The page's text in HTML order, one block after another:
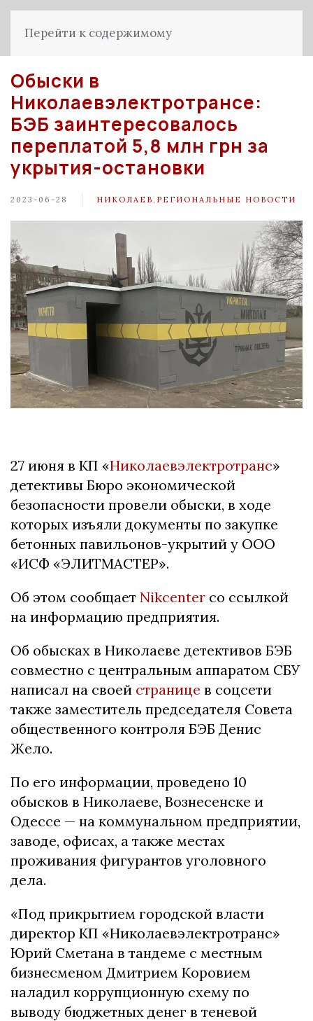
Перейти к содержимому
Обыски в
Николаевэлектротрансе:
БЭБ заинтересовалось
переплатой 5,8 млн грн за
укрытия-остановки
2023-06-28 НИКОЛАЕВ РЕГИОНАЛЬНЫЕ НОВОСТИ
27 июня в КП «Николаевэлектротранс»
детективы Бюро экономической
безопасности провели обыски, в ходе
которых изъяли документы по закупке
бетонных павильонов-укрытий у ООО
«ИСФ «ЭЛИТМАСТЕР».
Об этом сообщает Nikcenter со ссылкой
на информацию предприятия.
Об обысках в Николаеве детективов БЭБ
совместно с центральным аппаратом СБУ
написал на своей странице в соцсети
также заместитель председателя Совета
общественного контроля БЭБ Денис
Жело.
По его информации, проведено 10
обысков в Николаеве, Вознесенске и
Одессе — на коммунальном предприятии,
заводе, офисах, а также местах
проживания фигурантов уголовного
дела.
«Под прикрытием городской власти
директор КП «Николаевэлектротранс»
Юрий Сметана в тандеме с местным
бизнесменом Дмитрием Коровием
наладил коррупционную схему по
выводу бюджетных денег в теневой